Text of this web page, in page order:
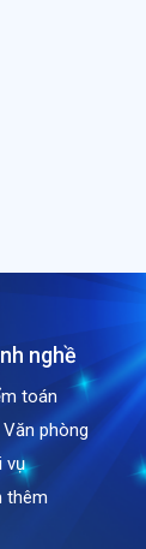
nghề
toán
phòng
vụ
thêm